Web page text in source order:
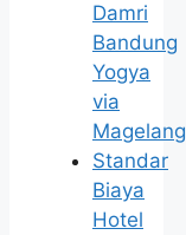
Damri
Bandung
Yogya
via
Magelang
Standar
Biaya
Hotel